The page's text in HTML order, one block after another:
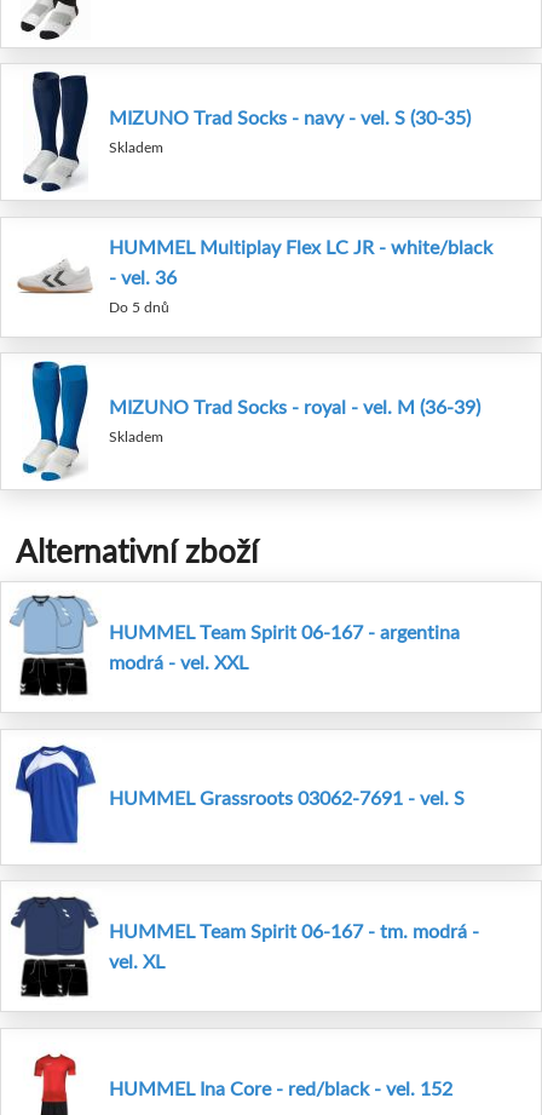
MIZUNO Trad Socks - navy - vel. S (30-35)
Skladem
HUMMEL Multiplay Flex LC JR - white/black
- vel. 36
Do 5 dnů
MIZUNO Trad Socks - royal - vel. M (36-39)
Skladem
Alternativní zboží
HUMMEL Team Spirit 06-167 - argentina
modrá - vel. XXL
HUMMEL Grassroots 03062-7691 - vel. S
HUMMEL Team Spirit 06-167 - tm. modrá -
vel. XL
HUMMEL Ina Core - red/black - vel. 152